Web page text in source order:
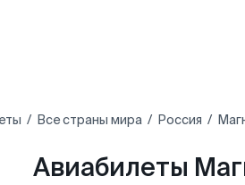
Все страны мира Россия
Авиабилеты